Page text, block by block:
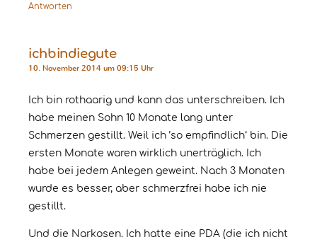
Antworten
ichbindiegute
10. November 2014 um 09:15 Uhr
Ich bin rothaarig und kann das unterschreiben. Ich
habe meinen Sohn 10 Monate lang unter
Schmerzen gestillt. Weil ich ’so empfindlich‘ bin. Die
ersten Monate waren wirklich unerträglich. Ich
habe bei jedem Anlegen geweint. Nach 3 Monaten
wurde es besser, aber schmerzfrei habe ich nie
gestillt.
Und die Narkosen. Ich hatte eine PDA (die ich nicht